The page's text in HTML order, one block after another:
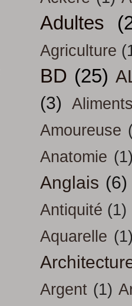
Adultes
Agriculture
BD (25)
(3)
Amoureuse
Anatomie
Anglais (6)
Antiquité (1)
Aquarelle
Argent (1)